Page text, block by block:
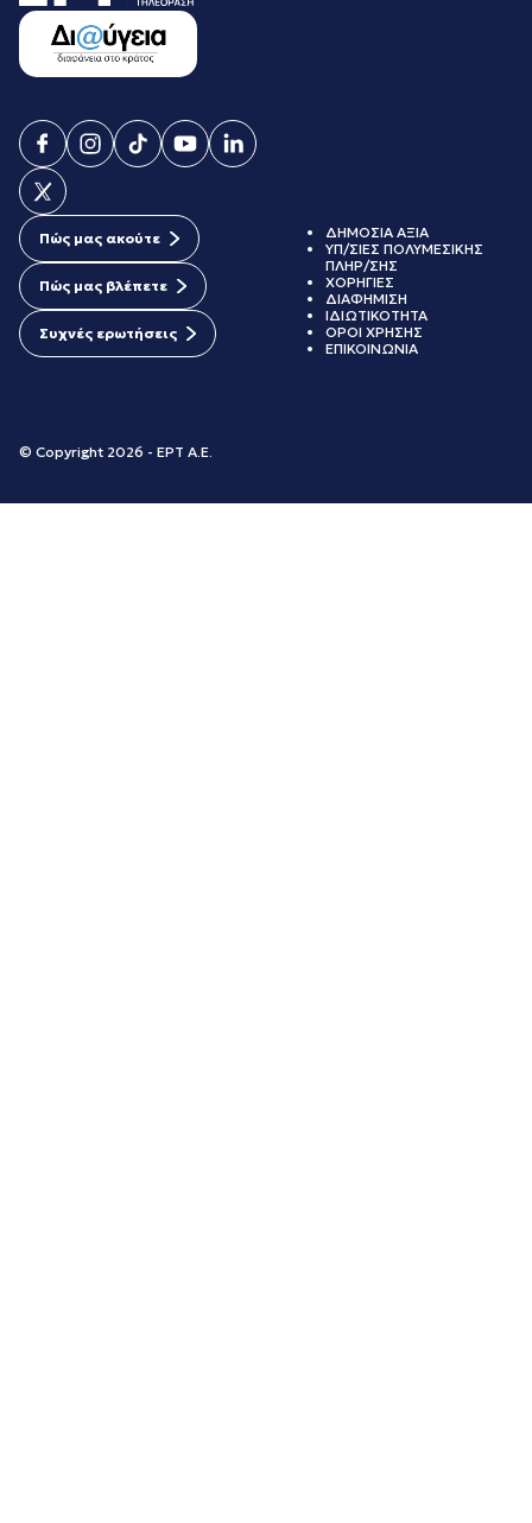
Πώς μας ακούτε
Πώς μας βλέπετε
Συχνές ερωτήσεις
© Copyright 2026 - ΕΡΤ Α.Ε.
ΔΗΜΟΣΙΑ ΑΞΙΑ
ΥΠ/ΣΙΕΣ ΠΟΛΥΜΕΣΙΚΗΣ
ΠΛΗΡ/ΣΗΣ
ΧΟΡΗΓΙΕΣ
ΔΙΑΦΗΜΙΣΗ
ΙΔΙΩΤΙΚΟΤΗΤΑ
ΟΡΟΙ ΧΡΗΣΗΣ
ΕΠΙΚΟΙΝΩΝΙΑ